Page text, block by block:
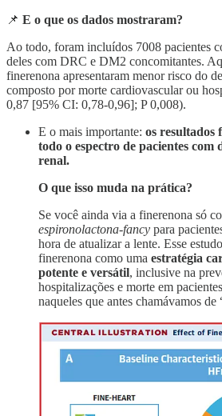
📌 E o que os dados mostraram?
Ao todo, foram incluídos 7008 pacientes
deles com DRC e DM2 concomitantes.
finerenona apresentaram menor risco do
composto por morte cardiovascular ou
0,87 [95% CI: 0,78-0,96]; P 0,008).
E o mais importante: os resultados
todo o espectro de pacientes com
renal.
O que isso muda na prática?
Se você ainda via a finerenona só
espironolactona-fancy para
hora de atualizar a lente. Esse
finerenona como uma estratégia
potente e versátil, inclusive na
hospitalizações e morte em
naqueles que antes chamávamos